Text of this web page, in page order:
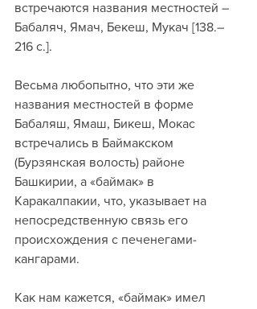
встречаются названия местностей –
Бабаляч, Ямач, Бекеш, Мукач [138.–
216 с.].
Весьма любопытно, что эти же
названия местностей в форме
Бабаляш, Ямаш, Бикеш, Мокас
встречались в Баймакском
(Бурзянская волость) районе
Башкирии, а «баймак» в
Каракалпакии, что, указывает на
непосредственную связь его
происхождения с печенегами-
кангарами.
Как нам кажется, «баймак» имел